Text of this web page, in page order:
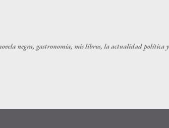
negra, gastronomía, mis libros, la actualidad política y